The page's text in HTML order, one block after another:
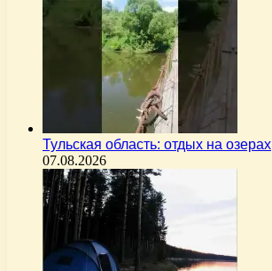
Тульская область: отдых на озерах
07.08.2026